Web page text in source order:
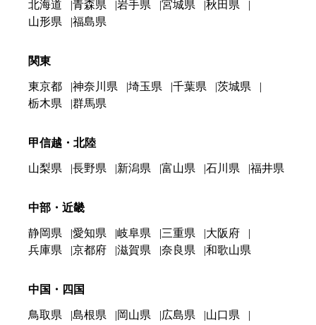
北海道 青森県 岩手県 宮城県
秋田県
山形県
福島県
関東
東京都 神奈川県 埼玉県 千葉県
茨城県
栃木県
群馬県
甲信越・北陸
山梨県 長野県 新潟県 富山県 石川県 福井県
中部・近畿
静岡県 愛知県 岐阜県 三重県
大阪府
兵庫県
京都府 滋賀県 奈良県 和歌山県
中国・四国
鳥取県 島根県 岡山県 広島県
山口県